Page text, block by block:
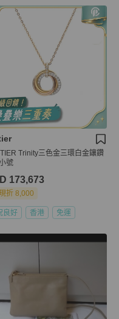
Trinity三色金三環白金鑲鑽
號
173,673
折 8,000
良好 香港 免運